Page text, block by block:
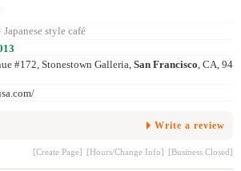
/ Japanese style café
#172, Stonestown Galleria, San Francisco, CA, 94
Write a review
[Create Page] [Hours/Change Info] [Business Closed]